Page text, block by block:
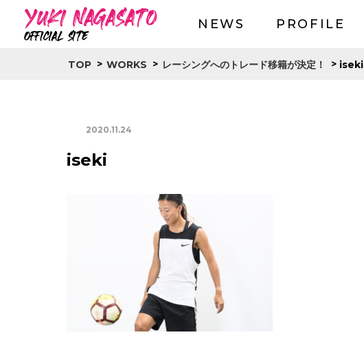
NEWS PROFILE
TOP > WORKS > レーシングへのトレード移籍が決定！ > iseki
2020.11.24
iseki